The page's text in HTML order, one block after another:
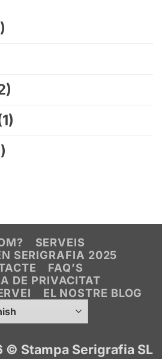
SERVEIS
SERIGRAFIA 2025
FAQ’S
DE PRIVACITAT
EL NOSTRE BLOG
© Stampa Serigrafia SL